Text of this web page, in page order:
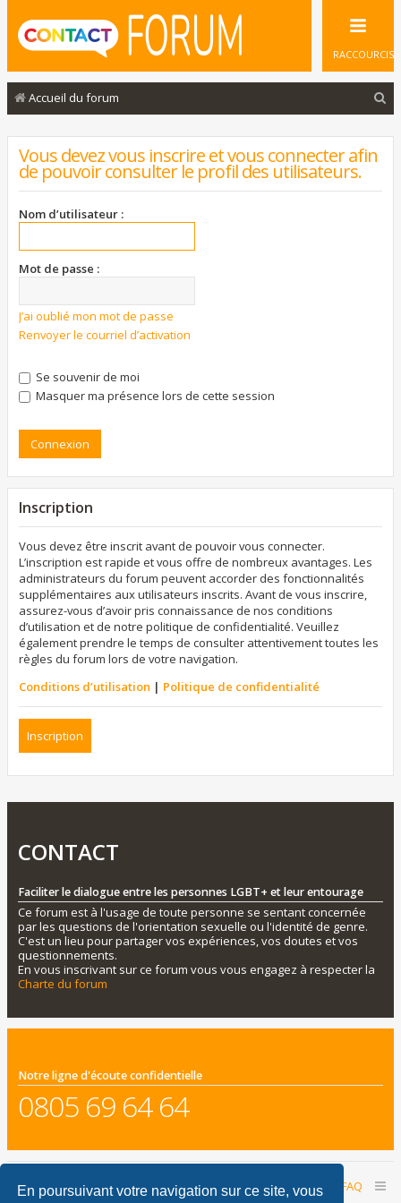
En poursuivant votre navigation sur ce site, vous
RACCOURCIS
Accueil du forum
Vous devez vous inscrire et vous connecter afin
de pouvoir consulter le profil des utilisateurs.
Nom d’utilisateur :
Mot de passe :
J’ai oublié mon mot de passe
Renvoyer le courriel d’activation
Se souvenir de moi
Masquer ma présence lors de cette session
Inscription
Vous devez être inscrit avant de pouvoir vous connecter.
L’inscription est rapide et vous offre de nombreux avantages. Les
administrateurs du forum peuvent accorder des fonctionnalités
supplémentaires aux utilisateurs inscrits. Avant de vous inscrire,
assurez-vous d’avoir pris connaissance de nos conditions
d’utilisation et de notre politique de confidentialité. Veuillez
également prendre le temps de consulter attentivement toutes les
règles du forum lors de votre navigation.
Conditions d’utilisation | Politique de confidentialité
Inscription
CONTACT
Faciliter le dialogue entre les personnes LGBT+ et leur entourage
Ce forum est à l'usage de toute personne se sentant concernée
par les questions de l'orientation sexuelle ou l'identité de genre.
C'est un lieu pour partager vos expériences, vos doutes et vos
questionnements.
En vous inscrivant sur ce forum vous vous engagez à respecter la
Charte du forum
Notre ligne d'écoute confidentielle
0805 69 64 64
Accueil du forum FAQ
Nous contacter